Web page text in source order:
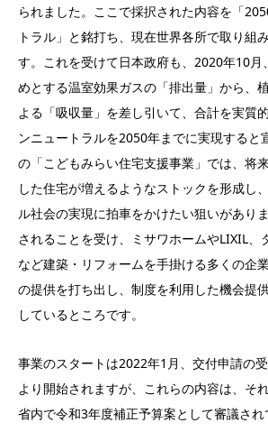
られました。ここで採択された内容を「
トラル」と銘打ち、現在世界各所で取り組
す。これを受けて日本政府も、2020年10月
めとする温室効果ガスの「排出量」から、
よる「吸収量」を差し引いて、合計を実質
ンニュートラルを2050年までに実現すると
の「こどもみらい住宅支援事業」では、将
した住宅が増えるようなストックを形成し
ル社会の実現に拍車をかけたい狙いがあり
されることを受け、ミサワホームやLIXIL、
など建築・リフォームを手掛ける多くの企
の提供を打ち出し、制度を利用した機会提
しているところです。
事業のスタートは2022年1月、交付申請の
より開始されますが、これらの内容は、そ
省内で令和3年度補正予算案として審議さ